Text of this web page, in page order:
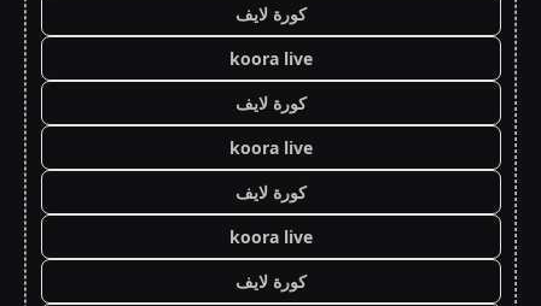
كورة لايف
koora live
كورة لايف
koora live
كورة لايف
koora live
كورة لايف